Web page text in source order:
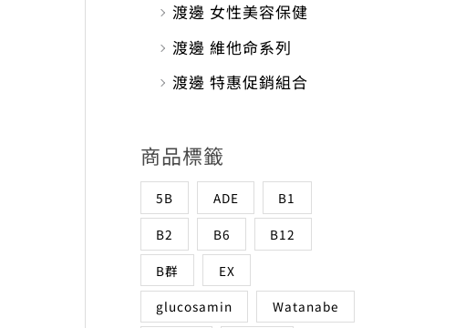
渡邊 女性美容保健
渡邊 維他命系列
渡邊 特惠促銷組合
商品標籤
5B ADE
B1
B2
B6
B12
B群
EX
glucosamin
Watanabe